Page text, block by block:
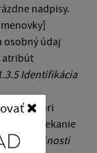
nadpisy.
osobný údaj
atribút
Identifikácia
pri
– pretekanie
úspešnosti